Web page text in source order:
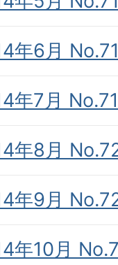
年6月
年7月
年8月
年9月
年10月